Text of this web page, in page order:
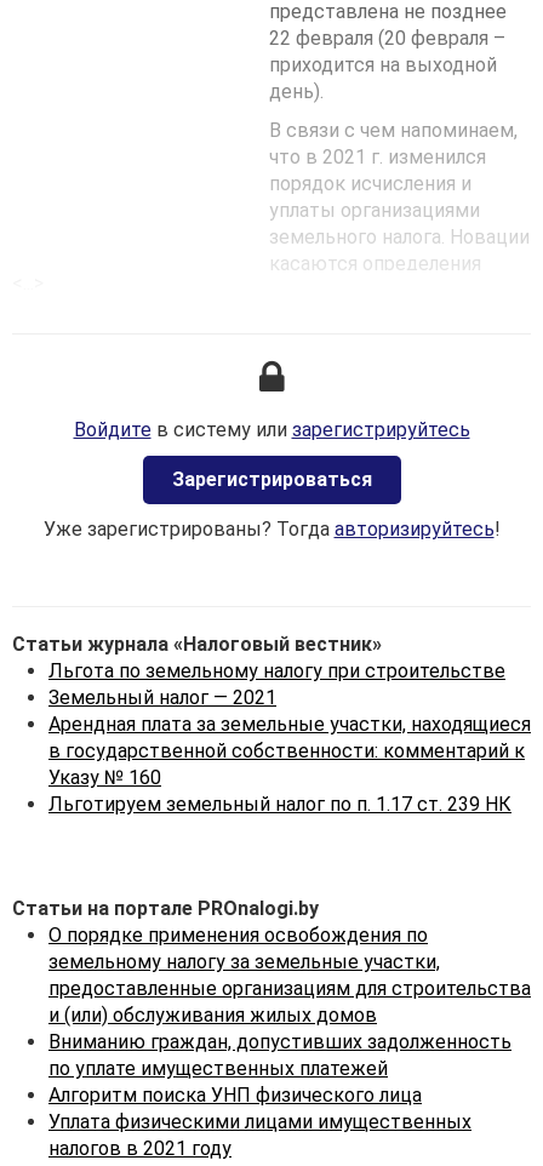
представлена не позднее
22 февраля (20 февраля –
приходится на выходной
день).
В связи с чем напоминаем,
что в 2021 г. изменился
порядок исчисления и
уплаты организациями
земельного налога. Новации
касаются определения
земельным налогом.
значения кадастровой
стоимости
проиндексированы на
инфляции (5,5 %) по
Президента Республики
Беларусь от 31 декабря
2019 г. № 503
налогообложении» на 2020
год.
Следует отметить, что
сведения о кадастровой
быть получены
плательщиками на сайте
ГУП «Национальное
кадастровое агентство»
(http://vl.nca.by)
С 1 января 2021 г. отменены
следующие налоговые
льготы:
· освобождение
Войдитев систему или зарегистрируйтесь
Зaрегистрироваться
Уже зарегистрированы? Тогда авторизируйтесь!
Статьи журнала «Налоговый вестник»
Льгота по земельному налогу при строительстве
Земельный налог — 2021
Арендная плата за земельные участки, находящиеся
в государственной собственности: комментарий к
Указу № 160
Льготируем земельный налог по п. 1.17 ст. 239 НК
Статьи на портале PROnalogi.by
О порядке применения освобождения по
земельному налогу за земельные участки,
предоставленные организациям для строительства
и (или) обслуживания жилых домов
Вниманию граждан, допустивших задолженность
по уплате имущественных платежей
Алгоритм поиска УНП физического лица
Уплата физическими лицами имущественных
налогов в 2021 году